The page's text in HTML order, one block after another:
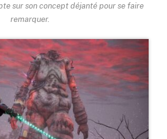
sur son concept déjanté pour se faire
remarquer.